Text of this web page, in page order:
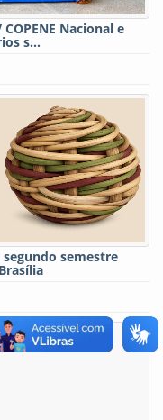
Nacional e
s...
semestre